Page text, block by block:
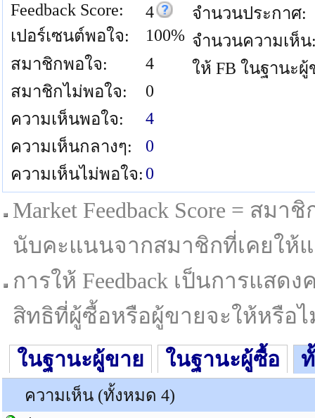
Feedback Score:
4
เปอร์เซนต์พอใจ:
100%
สมาชิกพอใจ:
4
สมาชิกไม่พอใจ:
0
ความเห็นพอใจ:
4
ความเห็นกลางๆ:
0
ความเห็นไม่พอใจ: 0
จำนวนประกาศ:
จำนวนความเห็น
ให้ FB ในฐานะผู้
Market Feedback Score = สม
นับคะแนนจากสมาชิกที่เคยให้
การให้ Feedback เป็นการแส
สิทธิที่ผู้ซื้อหรือผู้ขายจะให้หรือไ
ในฐานะผู้ขาย ในฐานะผู้ซื้อ
ความเห็น (ทั้งหมด 4)